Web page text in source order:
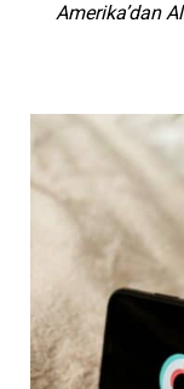
Amerika’dan